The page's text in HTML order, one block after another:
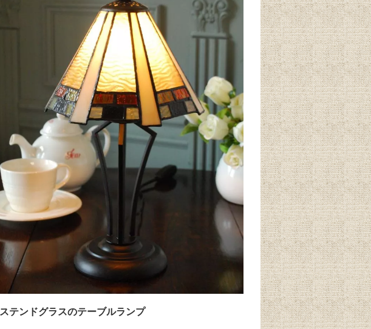
ステンドグラスのテーブルランプ